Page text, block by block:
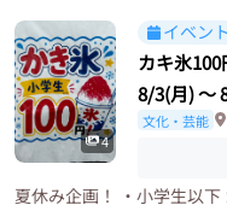
4
イベント
カキ氷100
8/3(月)〜
文化・芸能
夏休み企画！ ・小学生以